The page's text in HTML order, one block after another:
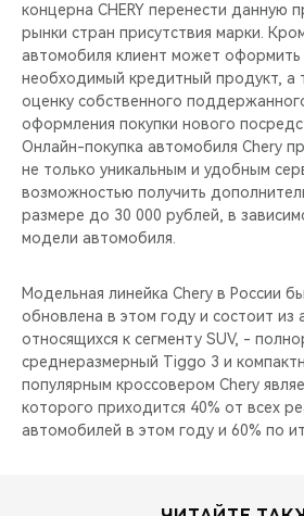
концерна CHERY перенести данную
рынки стран присутствия марки.
автомобиля клиент может
необходимый кредитный продукт, а
оценку собственного
оформления покупки нового
Онлайн-покупка автомобиля Chery
не только уникальным и удобным
возможностью получить
размере до 30 000 рублей, в
модели автомобиля.
Модельная линейка Chery в России
обновлена в этом году и состоит из
относящихся к сегменту SUV, -
среднеразмерный Tiggo 3 и
популярным кроссовером Chery
которого приходится 40% от всех
автомобилей в этом году и 60% по